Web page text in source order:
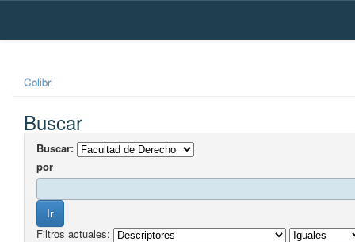
Skip
Colibri
Buscar
Buscar:
por
Filtros actuales: